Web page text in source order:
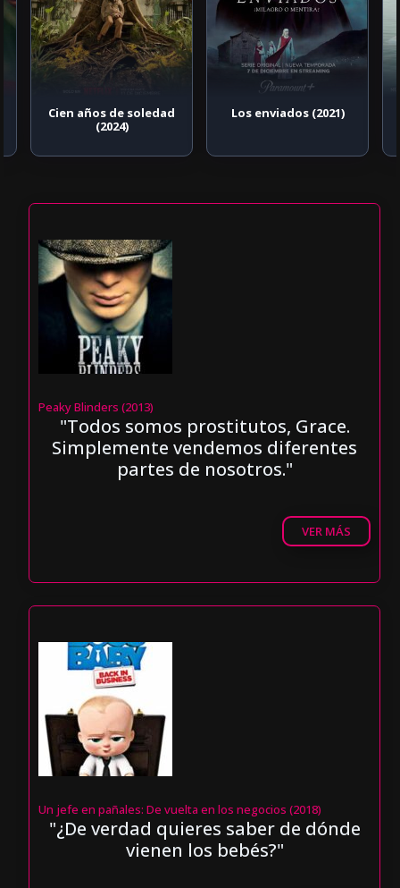
Cien años de soledad
(2024)
Los enviados (2021)
Peaky Blinders (2013)
"Todos somos prostitutos, Grace.
Simplemente vendemos diferentes
partes de nosotros."
VER MÁS
Un jefe en pañales: De vuelta en los negocios (2018)
"¿De verdad quieres saber de dónde
vienen los bebés?"